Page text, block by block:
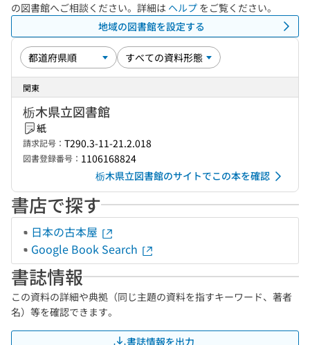
の図書館へご相談ください。詳細は ヘルプ をご覧ください。
地域の図書館を設定する
関東
栃木県立図書館
紙
請求記号： T290.3-11-21.2.018
図書登録番号： 1106168824
栃木県立図書館のサイトでこの本を確認
書店で探す
日本の古本屋
Google Book Search
書誌情報
この資料の詳細や典拠（同じ主題の資料を指すキーワード、著者
名）等を確認できます。
書誌情報を出力